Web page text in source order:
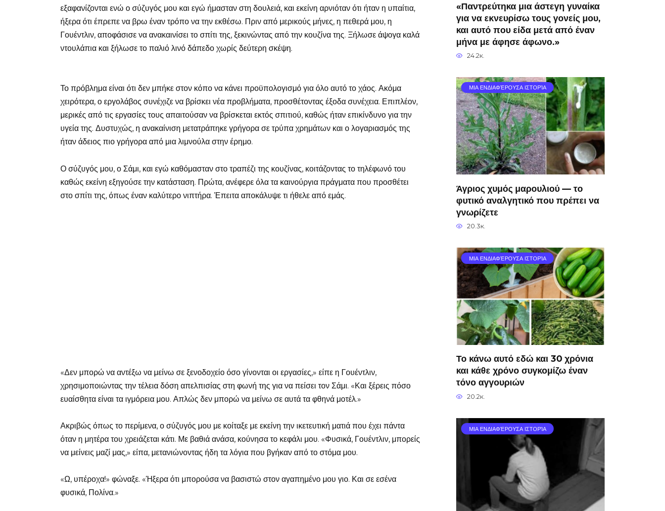
εξαφανίζονται ενώ ο σύζυγός μου και εγώ ήμασταν στη δουλειά, και εκείνη αρνιόταν ότι ήταν η υπαίτια,
ήξερα ότι έπρεπε να βρω έναν τρόπο να την εκθέσω. Πριν από μερικούς μήνες, η πεθερά μου, η
Γουέντλιν, αποφάσισε να ανακαινίσει το σπίτι της, ξεκινώντας από την κουζίνα της. Ξήλωσε άψογα καλά
ντουλάπια και ξήλωσε το παλιό λινό δάπεδο χωρίς δεύτερη σκέψη.
Το πρόβλημα είναι ότι δεν μπήκε στον κόπο να κάνει προϋπολογισμό για όλο αυτό το χάος. Ακόμα
χειρότερα, ο εργολάβος συνέχιζε να βρίσκει νέα προβλήματα, προσθέτοντας έξοδα συνέχεια. Επιπλέον,
μερικές από τις εργασίες τους απαιτούσαν να βρίσκεται εκτός σπιτιού, καθώς ήταν επικίνδυνο για την
υγεία της. Δυστυχώς, η ανακαίνιση μετατράπηκε γρήγορα σε τρύπα χρημάτων και ο λογαριασμός της
ήταν άδειος πιο γρήγορα από μια λιμνούλα στην έρημο.
Ο σύζυγός μου, ο Σάμι, και εγώ καθόμασταν στο τραπέζι της κουζίνας, κοιτάζοντας το τηλέφωνό του
καθώς εκείνη εξηγούσε την κατάσταση. Πρώτα, ανέφερε όλα τα καινούργια πράγματα που προσθέτει
στο σπίτι της, όπως έναν καλύτερο νιπτήρα. Έπειτα αποκάλυψε τι ήθελε από εμάς.
«Δεν μπορώ να αντέξω να μείνω σε ξενοδοχείο όσο γίνονται οι εργασίες,» είπε η Γουέντλιν,
χρησιμοποιώντας την τέλεια δόση απελπισίας στη φωνή της για να πείσει τον Σάμι. «Και ξέρεις πόσο
ευαίσθητα είναι τα ιγμόρεια μου. Απλώς δεν μπορώ να μείνω σε αυτά τα φθηνά μοτέλ.»
Ακριβώς όπως το περίμενα, ο σύζυγός μου με κοίταξε με εκείνη την ικετευτική ματιά που έχει πάντα
όταν η μητέρα του χρειάζεται κάτι. Με βαθιά ανάσα, κούνησα το κεφάλι μου. «Φυσικά, Γουέντλιν, μπορείς
να μείνεις μαζί μας,» είπα, μετανιώνοντας ήδη τα λόγια που βγήκαν από το στόμα μου.
«Ω, υπέροχα!» φώναξε. «Ήξερα ότι μπορούσα να βασιστώ στον αγαπημένο μου γιο. Και σε εσένα
φυσικά, Πολίνα.»
«Παντρεύτηκα μια άστεγη γυναίκα
για να εκνευρίσω τους γονείς μου,
και αυτό που είδα μετά από έναν
μήνα με άφησε άφωνο.»
24.2к.
ΜΙΑ ΕΝΔΙΑΦΈΡΟΥΣΑ ΙΣΤΟΡΊΑ
Άγριος χυμός μαρουλιού — το
φυτικό αναλγητικό που πρέπει να
γνωρίζετε
20.3к.
ΜΙΑ ΕΝΔΙΑΦΈΡΟΥΣΑ ΙΣΤΟΡΊΑ
Το κάνω αυτό εδώ και 30 χρόνια
και κάθε χρόνο συγκομίζω έναν
τόνο αγγουριών
20.2к.
ΜΙΑ ΕΝΔΙΑΦΈΡΟΥΣΑ ΙΣΤΟΡΊΑ